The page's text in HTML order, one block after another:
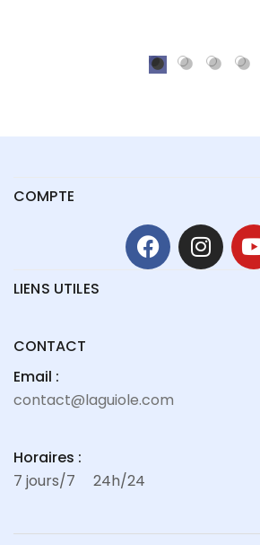
COMPTE
LIENS UTILES
CONTACT
Email :
contact@laguiole.com
Horaires :
7 jours/7 24h/24